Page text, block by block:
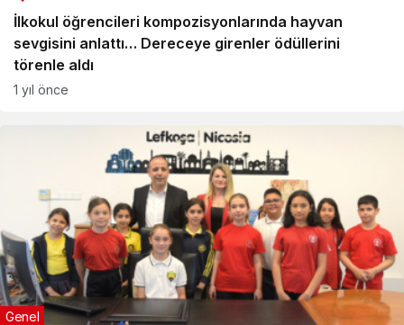
İlkokul öğrencileri kompozisyonlarında hayvan
sevgisini anlattı… Dereceye girenler ödüllerini
törenle aldı
1 yıl önce
Genel